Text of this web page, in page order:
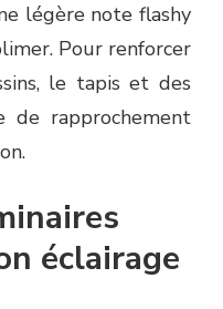
légère note flashy
Pour renforcer
le tapis et des
de rapprochement
éclairage